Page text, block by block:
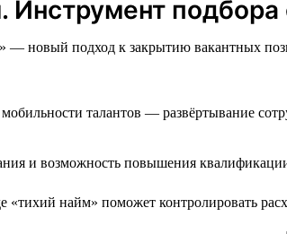
Инструмент
— новый подход к закрытию вакантных
талантов — развёртывание
и возможность повышения
«тихий найм» поможет контролировать